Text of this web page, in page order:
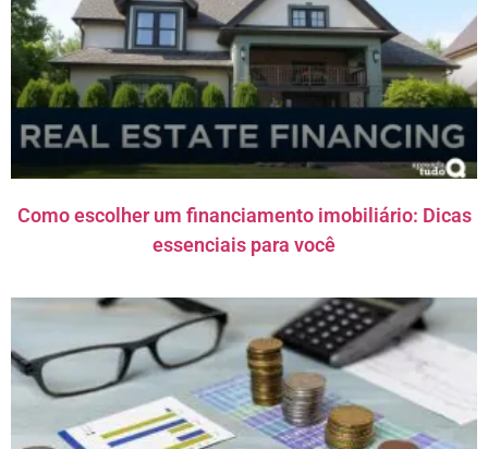
Como escolher um financiamento imobiliário: Dicas
essenciais para você